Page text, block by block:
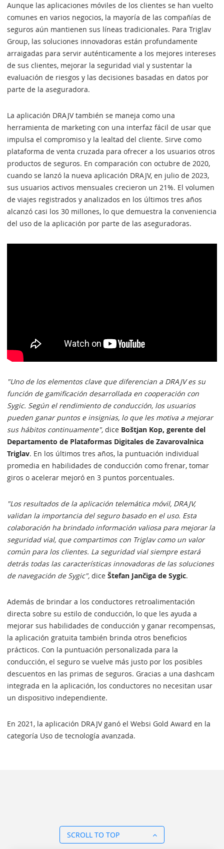
Aunque las aplicaciones móviles de los clientes se han vuelto
comunes en varios negocios, la mayoría de las compañías de
seguros aún mantienen sus líneas tradicionales. Para Triglav
Group, las soluciones innovadoras están profundamente
arraigadas para servir auténticamente a los mejores intereses
de sus clientes, mejorar la seguridad vial y sustentar la
evaluación de riesgos y las decisiones basadas en datos por
parte de la aseguradora.
La aplicación DRAJV también se maneja como una
herramienta de marketing con una interfaz fácil de usar que
impulsa el compromiso y la lealtad del cliente. Sirve como
plataforma de venta cruzada para ofrecer a los usuarios otros
productos de seguros. En comparación con octubre de 2020,
cuando se lanzó la nueva aplicación DRAJV, en julio de 2023,
sus usuarios activos mensuales crecieron un 21%. El volumen
de viajes registrados y analizados en los últimos tres años
alcanzó casi los 30 millones, lo que demuestra la conveniencia
del uso de la aplicación por parte de las aseguradoras.
"Uno de los elementos clave que diferencian a DRAJV es su
función de gamificación desarrollada en cooperación con
Sygic. Según el rendimiento de conducción, los usuarios
pueden ganar puntos e insignias, lo que les motiva a mejorar
sus hábitos continuamente", dice Boštjan Kop, gerente del
Departamento de Plataformas Digitales de Zavarovalnica
Triglav. En los últimos tres años, la puntuación individual
promedia en habilidades de conducción como frenar, tomar
giros o acelerar mejoró en 3 puntos porcentuales.
"Los resultados de la aplicación telemática móvil, DRAJV,
validan la importancia del seguro basado en el uso. Esta
colaboración ha brindado información valiosa para mejorar la
seguridad vial, que compartimos con Triglav como un valor
común para los clientes. La seguridad vial siempre estará
detrás todas las características innovadoras de las soluciones
de navegación de Sygic", dice Štefan Jančiga de Sygic.
Además de brindar a los conductores retroalimentación
directa sobre su estilo de conducción, lo que les ayuda a
mejorar sus habilidades de conducción y ganar recompensas,
la aplicación gratuita también brinda otros beneficios
prácticos. Con la puntuación personalizada para la
conducción, el seguro se vuelve más justo por los posibles
descuentos en las primas de seguros. Gracias a una dashcam
integrada en la aplicación, los conductores no necesitan usar
un dispositivo independiente.
En 2021, la aplicación DRAJV ganó el Websi Gold Award en la
categoría Uso de tecnología avanzada.
SCROLL TO TOP